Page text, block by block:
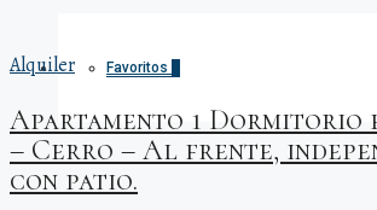
Favoritos
Alquiler
Apartamento 1
– Cerro – Al frente,
con patio.